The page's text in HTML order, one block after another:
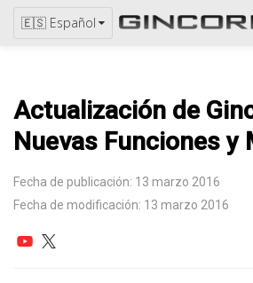
🇪🇸 Español
Actualización de
Nuevas Funciones y
Fecha de publicación: 13 marzo 2016
Fecha de modificación: 13 marzo 2016